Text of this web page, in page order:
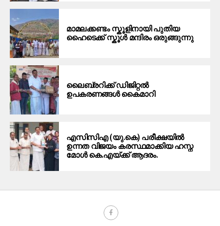
മാമലക്കണ്ടം സ്കൂളിനായി പുതിയ
ഹൈടെക്ക് സ്കൂൾ മന്ദിരം ഒരുങ്ങുന്നു
ലൈബ്രറിക്ക് ഡിജിറ്റൽ
ഉപകരണങ്ങൾ കൈമാറി
എസിസിഎ (യു.കെ) പരീക്ഷയിൽ
ഉന്നത വിജയം കരസ്ഥമാക്കിയ ഹസ്ന
മോൾ കെ.എയ്ക്ക് ആദരം.